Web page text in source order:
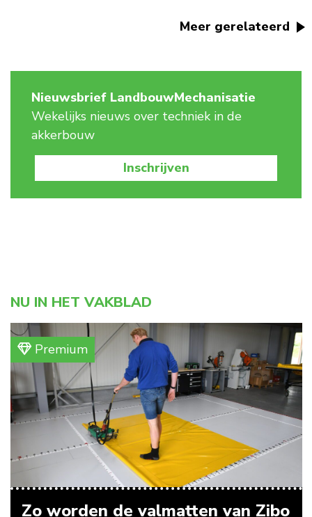
Meer gerelateerd
Nieuwsbrief LandbouwMechanisatie
Wekelijks nieuws over techniek in de
akkerbouw
Inschrijven
NU IN HET VAKBLAD
Premium
Zo worden de valmatten van Zibo